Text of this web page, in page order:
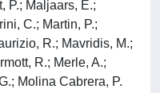
P.; Maljaars, E.;
C.; Martin, P.;
R.; Mavridis, M.;
R.; Merle, A.;
Molina Cabrera, P.